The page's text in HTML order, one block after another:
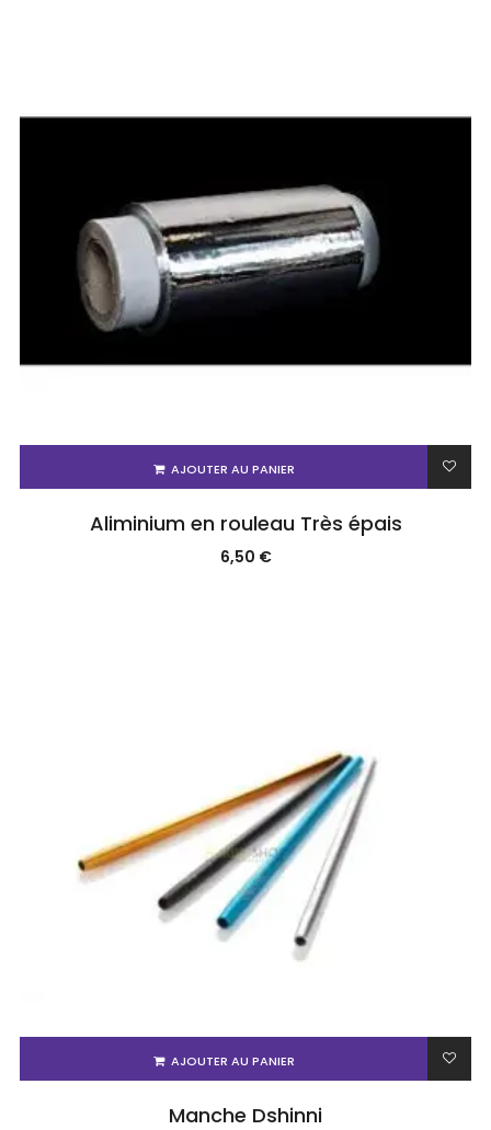
AJOUTER AU PANIER
Aliminium en rouleau Très épais
6,50 €
AJOUTER AU PANIER
Manche Dshinni